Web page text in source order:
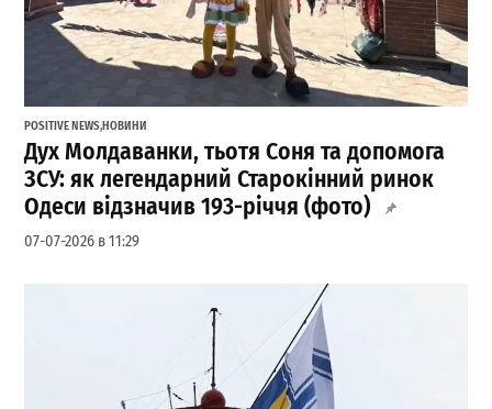
POSITIVE NEWS,НОВИНИ
Дух Молдаванки, тьотя Соня та допомога
ЗСУ: як легендарний Старокінний ринок
Одеси відзначив 193-річчя (фото)
07-07-2026 в 11:29